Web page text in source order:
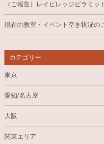
（ご報告）レイビレッジピラミ
現在の教室・イベント空き状況
カテゴリー
東京
愛知/名古屋
大阪
関東エリア